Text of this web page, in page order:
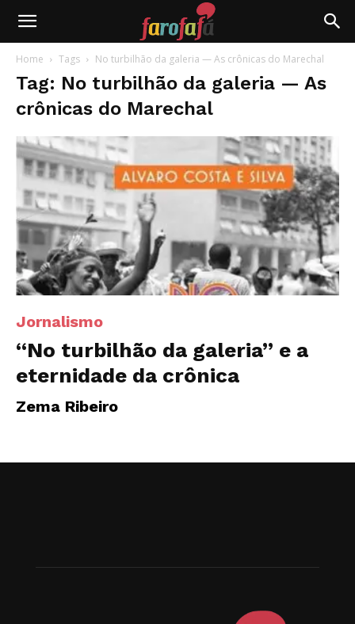
Farofafá
Home Tags No turbilhão da galeria — As crônicas do Marechal
Tag: No turbilhão da galeria — As
crônicas do Marechal
Jornalismo
“No turbilhão da galeria” e a
eternidade da crônica
Zema Ribeiro